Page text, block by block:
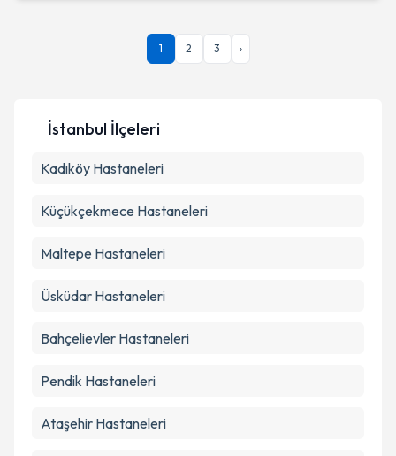
1 2 3 ›
İstanbul İlçeleri
Kadıköy Hastaneleri
Küçükçekmece Hastaneleri
Maltepe Hastaneleri
Üsküdar Hastaneleri
Bahçelievler Hastaneleri
Pendik Hastaneleri
Ataşehir Hastaneleri